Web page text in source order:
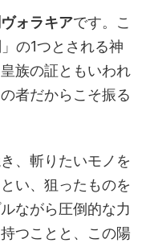
ォラキアです。こ
の1つとされる神
族の証ともいわれ
者だからこそ振る
、斬りたいモノを
い、狙ったものを
ながら圧倒的な力
つことと、この陽